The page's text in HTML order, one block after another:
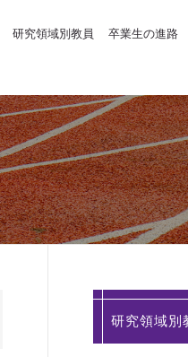
研究領域別教員 卒業生の進路
研究領域別